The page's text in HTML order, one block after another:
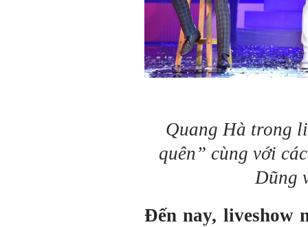
Quang Hà trong
quên” cùng với
Dũng
Đến nay, liveshow